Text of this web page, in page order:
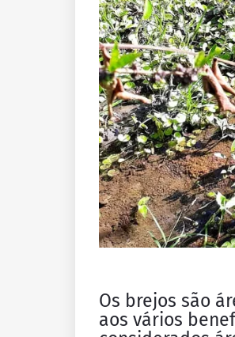
Os brejos são
aos vários